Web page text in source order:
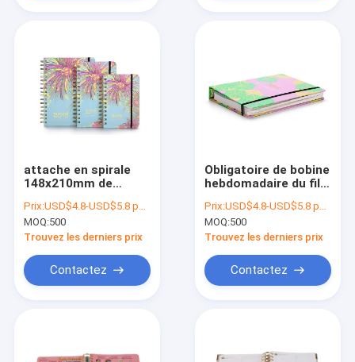
attache en spirale
148x210mm de
Hardcover de
l'organisateur
100gsm
Prix:USD$4.8-USD$5.8 per set
MOQ:500
Trouvez les derniers prix
Contactez
Obligatoire de bobine
hebdomadaire du fil
CMYK A5 de livre à
couverture dure fait
sur commande de
Prix:USD$4.8-USD$5.8 per set
MOQ:500
Trouvez les derniers prix
Contactez